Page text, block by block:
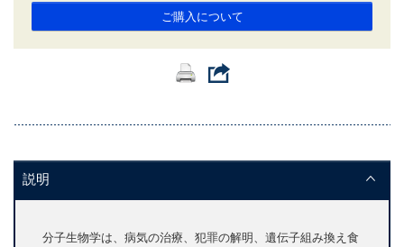
ご購入について
説明
分子生物学は、病気の治療、犯罪の解明、遺伝子組み換え食